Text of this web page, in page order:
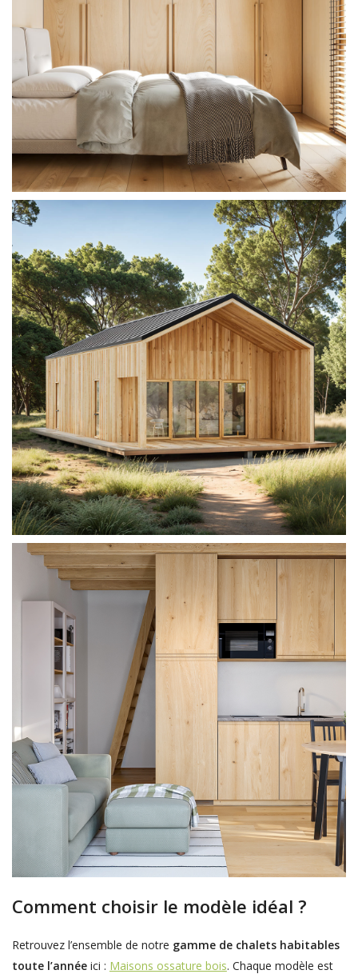
Comment choisir le modèle idéal ?
Retrouvez l’ensemble de notre gamme de chalets habitables
toute l’annéeici : Maisons ossature bois. Chaque modèle est